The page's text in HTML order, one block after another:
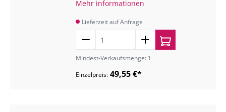
Mehr informationen
Lieferzeit auf Anfrage
Mindest-Verkaufsmenge: 1
Einzelpreis: 49,55 €*